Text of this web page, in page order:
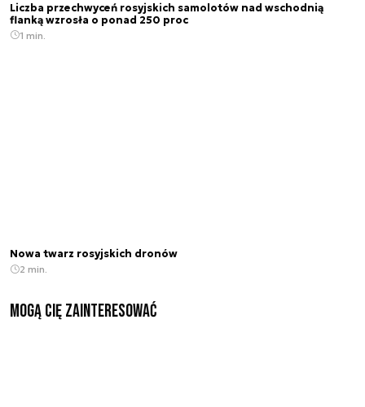
Liczba przechwyceń rosyjskich samolotów nad wschodnią
flanką wzrosła o ponad 250 proc
1 min.
Nowa twarz rosyjskich dronów
2 min.
Mogą Cię zainteresować